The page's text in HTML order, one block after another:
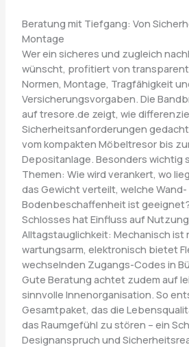
Beratung mit Tiefgang: Von
Montage
Wer ein sicheres und zugleich
wünscht, profitiert von
Normen, Montage, Tragfähigkeit
Versicherungsvorgaben. Die
auf tresore.de zeigt, wie
Sicherheitsanforderungen
vom kompakten Möbeltresor bis
Depositanlage. Besonders wichtig
Themen: Wie wird verankert, wo
das Gewicht verteilt, welche
Bodenbeschaffenheit ist
Schlosses hat Einfluss auf
Alltagstauglichkeit: Mechanisch ist
wartungsarm, elektronisch bietet
wechselnden Zugangs-Codes in
Gute Beratung achtet zudem auf
sinnvolle Innenorganisation. So
Gesamtpaket, das die
das Raumgefühl zu stören – ein
Designanspruch und